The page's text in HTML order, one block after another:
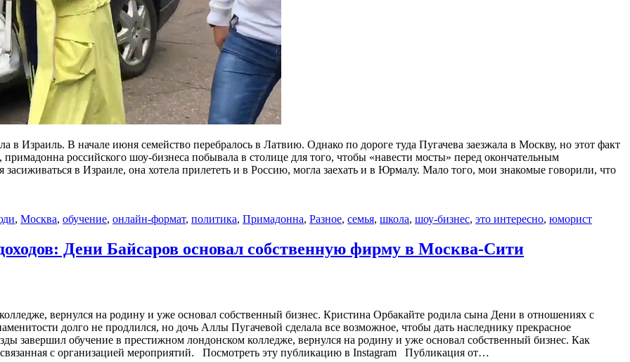
в Израиль. В начале июня семейство перебралось в Латвию. Однако по дороге туда Пугачева заезжала в Москву, но этот факт
российского шоу-бизнеса побывала в столице для того, чтобы «навести мосты» перед окончательным
засиживаться в Израиле, она хотела прилететь и в Россию, могла заехать и в Юрмалу. Мало того, мои знакомые говорили, что
, Москва, обучение, онлайн-формат, политика, Примадонна, Разное, семья, школа, шоу-бизнес, это интересно, юморист
Дени Байсаров основал собственную фирму в Москва-Сити
вернулся на родину и уже основал собственный бизнес. Кристина Орбакайте родила сына Дени в отношениях с
долго не продлился, но дочь Аллы Пугачевой сделала все возможное, чтобы дать наследнику прекрасное
завершил обучение в престижном лондонском колледже, вернулся на родину и уже основал собственный бизнес. Как
связанная с организацией мероприятий. Посмотреть эту публикацию в Instagram Публикация от…